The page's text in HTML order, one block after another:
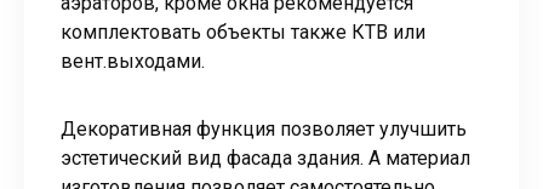
комплектовать объекты также КТВ или
вент.выходами.
Декоративная функция позволяет улучшить
эстетический вид фасада здания. А материал